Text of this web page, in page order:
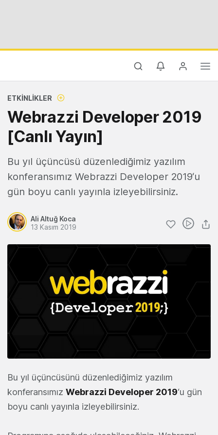
ETKINLIKLER
Webrazzi Developer 2019
[Canlı Yayın]
Bu yıl üçüncüsü düzenlediğimiz yazılım
konferansımız Webrazzi Developer 2019‘u
gün boyu canlı yayınla izleyebilirsiniz.
Ali Altuğ Koca
13 Kasım 2019
Bu yıl üçüncüsünü düzenlediğimiz yazılım
konferansımız Webrazzi Developer 2019‘u gün
boyu canlı yayınla izleyebilirsiniz.